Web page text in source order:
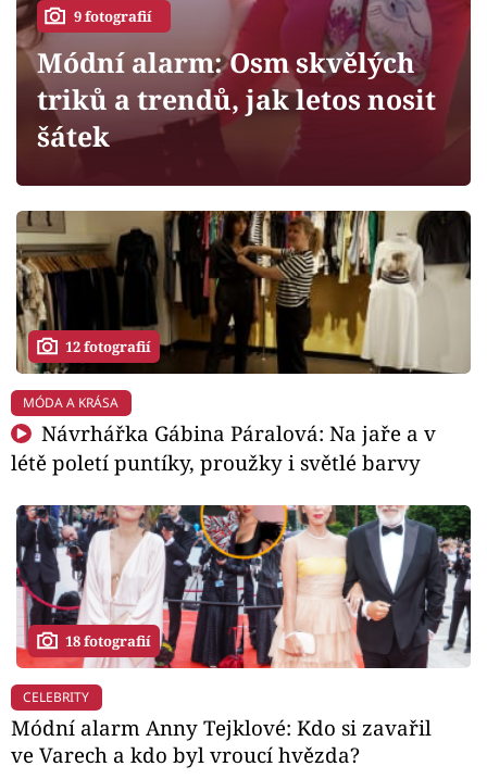
Sledujte prima+
Filmový festival Karlovy Vary
Mámy sobě
Přihlášení
Sledujte nás
9 fotografií
Módní alarm: Osm skvělých
triků a trendů, jak letos nosit
šátek
12 fotografií
MÓDA A KRÁSA
Návrhářka Gábina Páralová: Na jaře a v
létě poletí puntíky, proužky i světlé barvy
18 fotografií
CELEBRITY
Módní alarm Anny Tejklové: Kdo si zavařil
ve Varech a kdo byl vroucí hvězda?